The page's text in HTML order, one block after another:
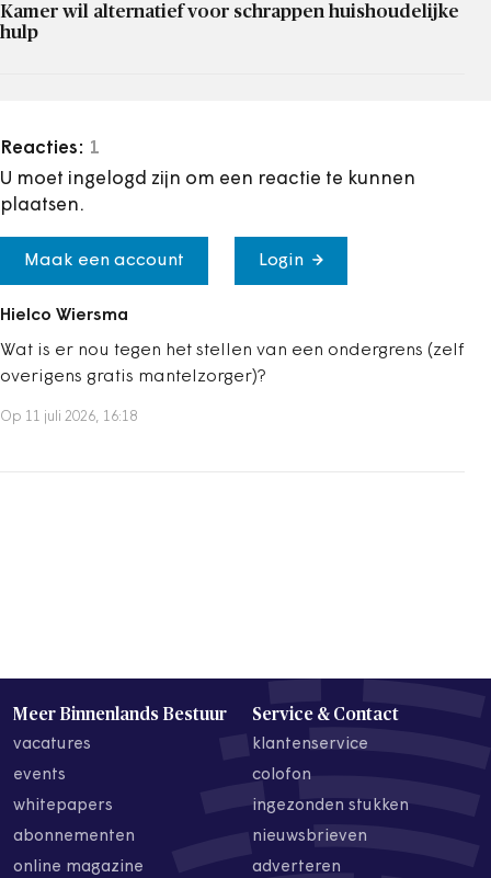
Kamer wil alternatief voor schrappen huishoudelijke
hulp
Reacties: 1
U moet ingelogd zijn om een reactie te kunnen
plaatsen.
Maak een account Login
Hielco Wiersma
Wat is er nou tegen het stellen van een ondergrens (zelf
overigens gratis mantelzorger)?
Op 11 juli 2026, 16:18
Meer Binnenlands Bestuur
vacatures
events
whitepapers
abonnementen
online magazine
Service & Contact
klantenservice
colofon
ingezonden stukken
nieuwsbrieven
adverteren